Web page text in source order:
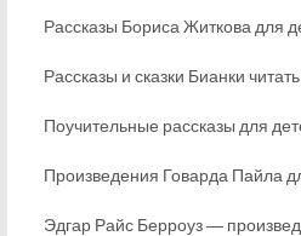
Рассказы Бориса Житкова для
Рассказы и сказки Бианки читать
Поучительные рассказы для
Произведения Говарда Пайла
Эдгар Райс Берроуз ―